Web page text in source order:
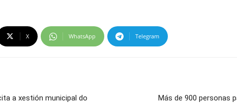
X WhatsApp Telegram
a xestión municipal do
Más de 900 personas